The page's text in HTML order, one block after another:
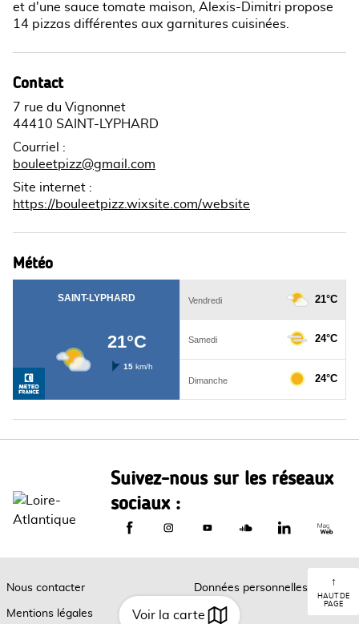
Voir la carte
et d'une sauce tomate maison, Alexis-Dimitri propose
14 pizzas différentes aux garnitures cuisinées.
Contact
7 rue du Vignonnet
44410 SAINT-LYPHARD
Courriel
:
bouleetpizz@gmail.com
Site internet :
https://bouleetpizz.wixsite.com/website
Météo
Suivez-nous sur les réseaux
sociaux :
Nous contacter
Mentions légales
Données personnelles
Cookies
↑
HAUT DE
PAGE